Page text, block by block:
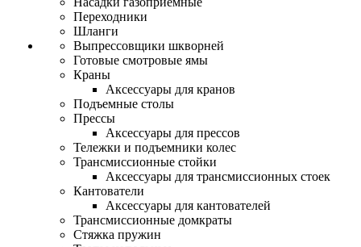
Переходники
Шланги
Выпрессовщики шкворней
Готовые смотровые ямы
Краны
Аксессуары для кранов
Подъемные столы
Прессы
Аксессуары для прессов
Тележки и подъемники колес
Трансмиссионные стойки
Аксессуары для трансмиссионных стоек
Кантователи
Аксессуары для кантователей
Трансмиссионные домкраты
Стяжка пружин